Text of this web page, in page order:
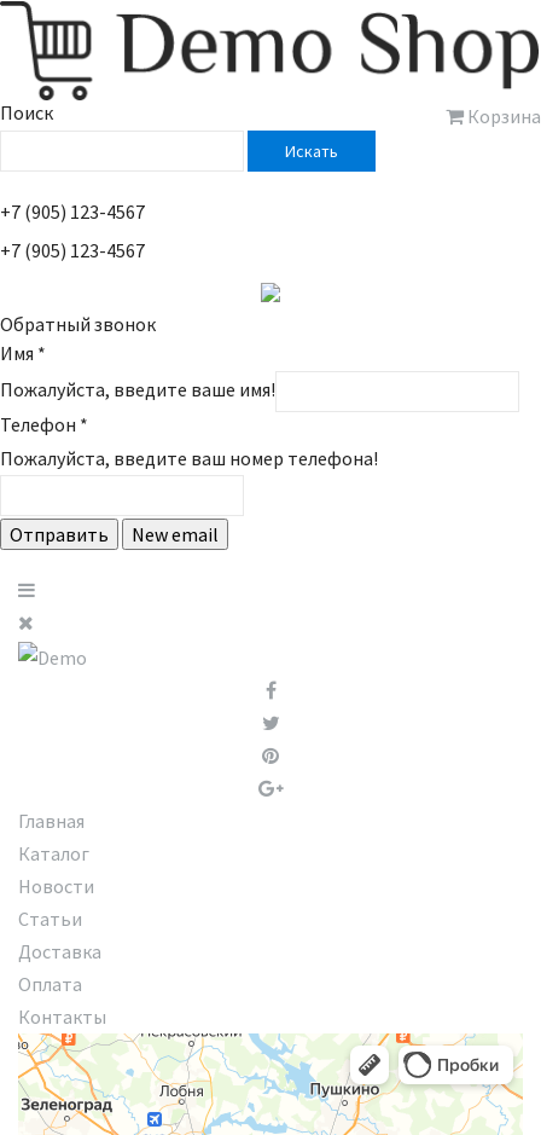
Корзина
Поиск
Искать
+7 (905) 123-4567
+7 (905) 123-4567
Обратный звонок
Имя *
Пожалуйста, введите ваше имя!
Телефон *
Пожалуйста, введите ваш номер телефона!
Главная
Каталог
Новости
Статьи
Доставка
Оплата
Контакты